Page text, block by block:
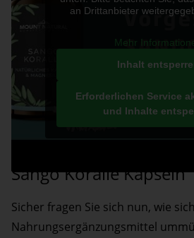
an Drittanbieter
Mehr
Inhalt
Erforderlichen Service
und Inhalte
Trinkwasser untersucht wird, stellt
dieses reichlich Mineralstoffe und
enthält. Wie das zustande kommt?
fließt vorab als Regenwasser
eben diese Sango Meeres-
Wasser mit ionisierten
Sango Koralle Kapseln
Sicher fragen Sie sich nun, wie
Nahrungsergänzungsmittel